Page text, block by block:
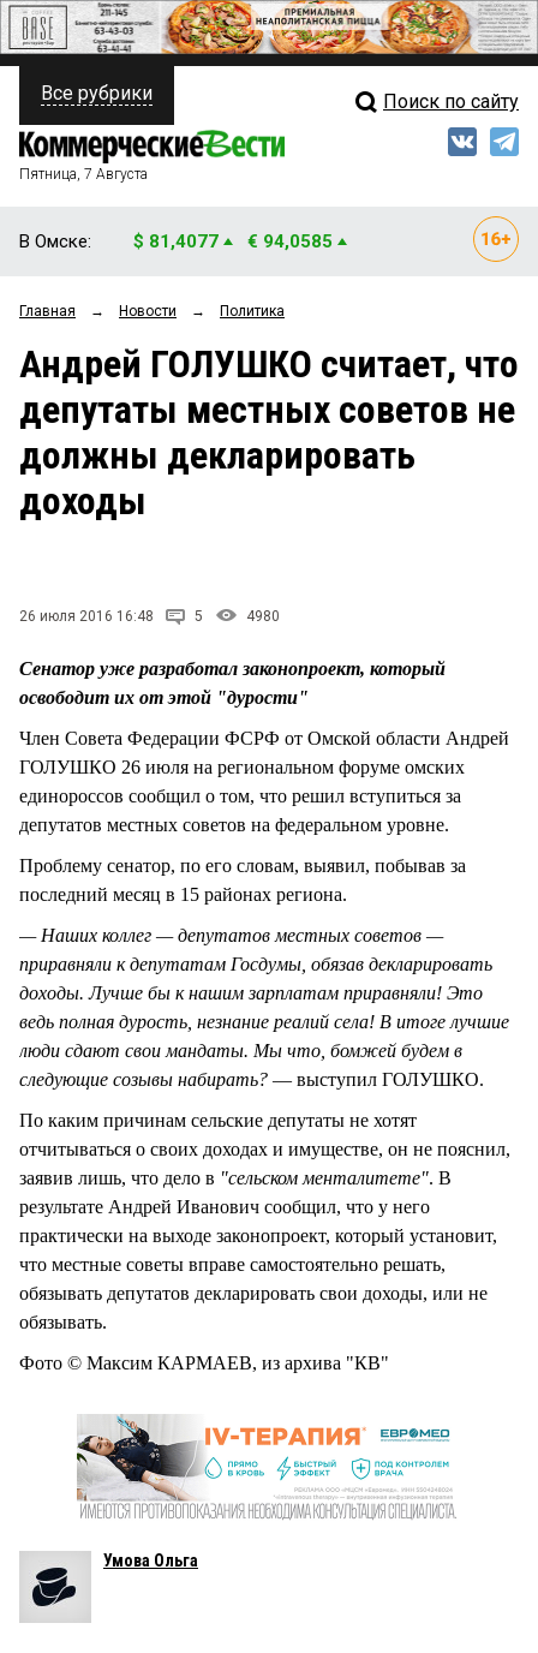
ПОЛИТИКА
ФИНАНСЫ
ОБЩЕСТВО
ЗАКОН
НОВОСТИ КОМПАНИЙ
Свежий выпуск
Рейтинги
Блоги
Архив
Все рубрики Поиск по сайту
Пятница, 7 Августа
В Омске: $ 81,4077 € 94,0585
Главная → Новости → Политика
Андрей ГОЛУШКО считает, что
депутаты местных советов не
должны декларировать
доходы
26 июля 2016 16:48 5 4980
Сенатор уже разработал законопроект, который
освободит их от этой "дурости"
Член Совета Федерации ФСРФ от Омской области Андрей
ГОЛУШКО 26 июля на региональном форуме омских
единороссов сообщил о том, что решил вступиться за
депутатов местных советов на федеральном уровне.
Проблему сенатор, по его словам, выявил, побывав за
последний месяц в 15 районах региона.
— Наших коллег — депутатов местных советов —
приравняли к депутатам Госдумы, обязав декларировать
доходы. Лучше бы к нашим зарплатам приравняли! Это
ведь полная дурость, незнание реалий села! В итоге лучшие
люди сдают свои мандаты. Мы что, бомжей будем в
следующие созывы набирать? — выступил ГОЛУШКО.
По каким причинам сельские депутаты не хотят
отчитываться о своих доходах и имуществе, он не пояснил,
заявив лишь, что дело в "сельском менталитете". В
результате Андрей Иванович сообщил, что у него
практически на выходе законопроект, который установит,
что местные советы вправе самостоятельно решать,
обязывать депутатов декларировать свои доходы, или не
обязывать.
Фото © Максим КАРМАЕВ, из архива "КВ"
Умова Ольга